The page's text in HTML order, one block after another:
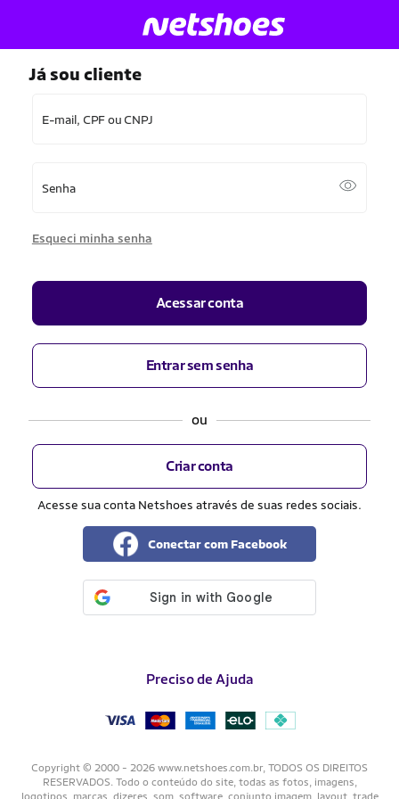
Já sou cliente
E-mail, CPF ou CNPJ
Senha
Esqueci minha senha
Acessar conta
Entrar sem senha
ou
Criar conta
Acesse sua conta Netshoes através de suas redes sociais.
Conectar com Facebook
Preciso de Ajuda
Copyright © 2000 - 2026 www.netshoes.com.br, TODOS OS DIREITOS
RESERVADOS. Todo o conteúdo do site, todas as fotos, imagens,
logotipos, marcas, dizeres, som, software, conjunto imagem, layout, trade